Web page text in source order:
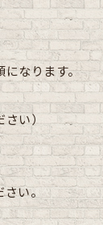
になります。
さい）
さい。